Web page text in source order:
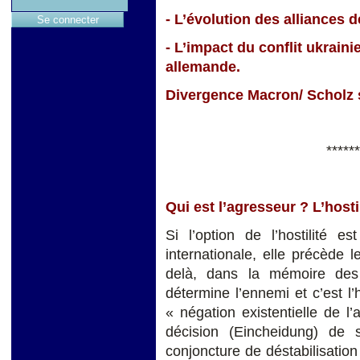
- L’évolution des alliances
- L’impact du conflit
allemande.
Divergence Macron/ Scholz
Qui est l’agresseur ?
Si l’option de l’hostilité
internationale, elle précède
delà, dans la mémoire des
détermine l’ennemi et c’est
« négation existentielle de
décision (Eincheidung) de
conjoncture de